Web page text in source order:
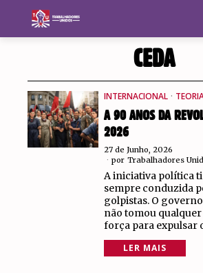
CEDA
INTERNACIONAL ·
A 90 ANOS DA
2026
27 de Junho, 2026
por Trabalhadores
A iniciativa política
sempre conduzida
golpistas. O
não tomou
força para expulsar
LER MAIS